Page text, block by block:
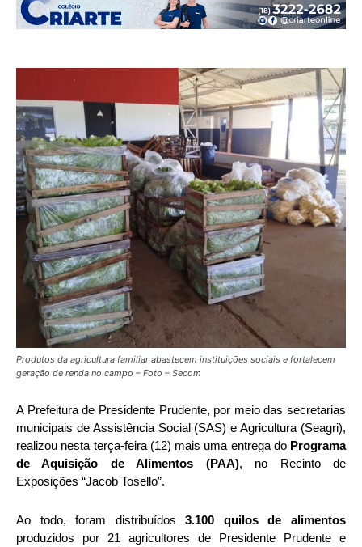
Produtos da agricultura familiar abastecem instituições sociais e fortalecem
geração de renda no campo – Foto – Secom
A Prefeitura de Presidente Prudente, por meio das secretarias
municipais de Assistência Social (SAS) e Agricultura (Seagri),
realizou nesta terça-feira (12) mais uma entrega do Programa
de Aquisição de Alimentos (PAA), no Recinto de
Exposições “Jacob Tosello”.
Ao todo, foram distribuídos3.100 quilos de alimentos
produzidos por 21 agricultores de Presidente Prudente e